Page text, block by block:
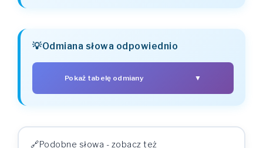
Odmiana słowa odpowiednio
Pokaż tabelę odmiany ▼
odpowiednia odpowiednio
Celownik (komu? czemu?) odpowiedniu
Podobne słowa - zobacz też